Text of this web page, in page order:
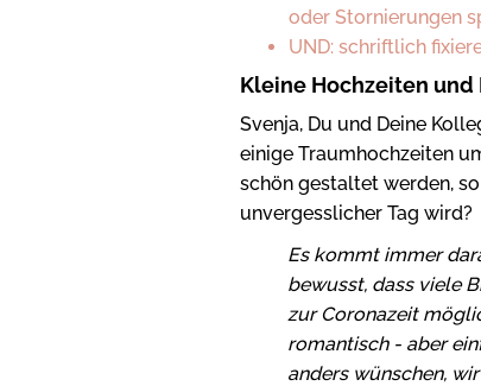
oder Stornierungen
UND: schriftlich
Kleine Hochzeiten und
Svenja, Du und Deine
einige Traumhochzeiten
schön gestaltet werden,
unvergesslicher Tag wird?
Es kommt immer
bewusst, dass viele
zur Coronazeit
romantisch - aber
anders wünschen,